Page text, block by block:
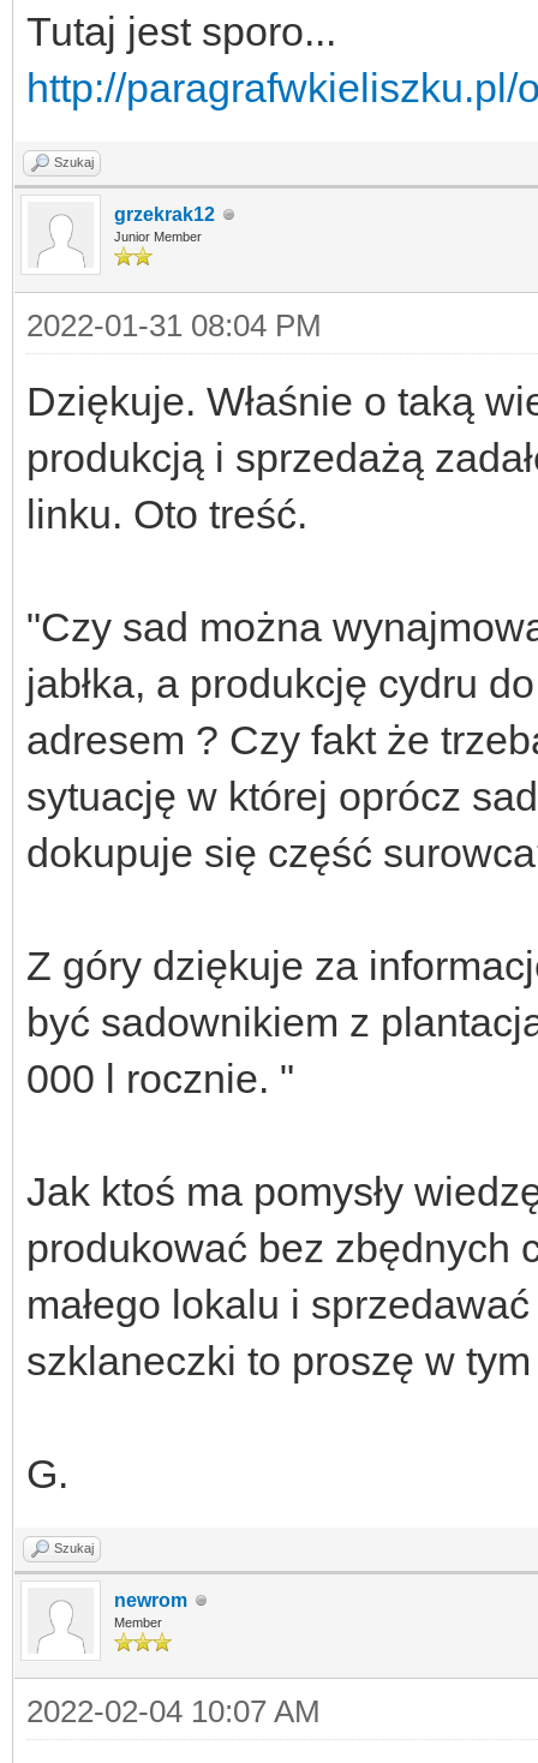
Tutaj jest sporo...
http://paragrafwkieliszku.pl/
Szukaj
grzekrak12
Junior Member
2022-01-31 08:04 PM
Dziękuje. Właśnie o taką
produkcją i sprzedażą
linku. Oto treść.
"Czy sad można
jabłka, a produkcję cydru
adresem ? Czy fakt że
sytuację w której oprócz
dokupuje się część
Z góry dziękuje za
być sadownikiem z
000 l rocznie. "
Jak ktoś ma pomysły
produkować bez zbędnych
małego lokalu i
szklaneczki to proszę w
G.
Szukaj
newrom
Member
2022-02-04 10:07 AM